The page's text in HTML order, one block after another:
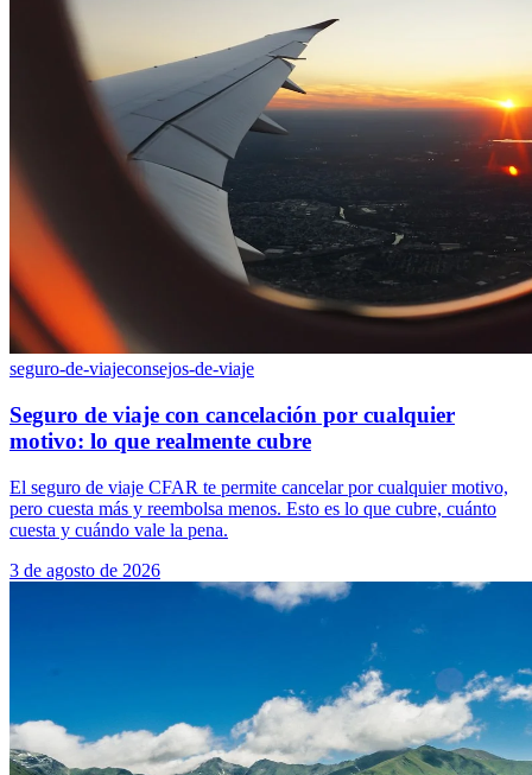
seguro-de-viajeconsejos-de-viaje
Seguro de viaje con cancelación por cualquier
motivo: lo que realmente cubre
El seguro de viaje CFAR te permite cancelar por cualquier motivo,
pero cuesta más y reembolsa menos. Esto es lo que cubre, cuánto
cuesta y cuándo vale la pena.
3 de agosto de 2026